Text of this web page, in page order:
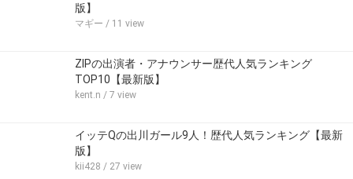
版】
マギー / 11 view
ZIPの出演者・アナウンサー歴代人気ランキング
TOP10【最新版】
kent.n / 7 view
イッテQの出川ガール9人！歴代人気ランキング【最新
版】
kii428 / 27 view